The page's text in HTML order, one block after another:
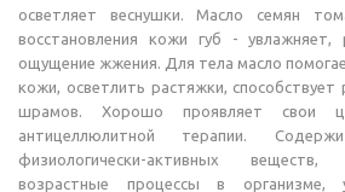
осветляет веснушки. Масло семян
восстановления кожи губ - увлажняет,
ощущение жжения. Для тела масло
кожи, осветлить растяжки, способствует
шрамов. Хорошо проявляет свои
антицеллюлитной терапии.
физиологически-активных
возрастные процессы в организме,